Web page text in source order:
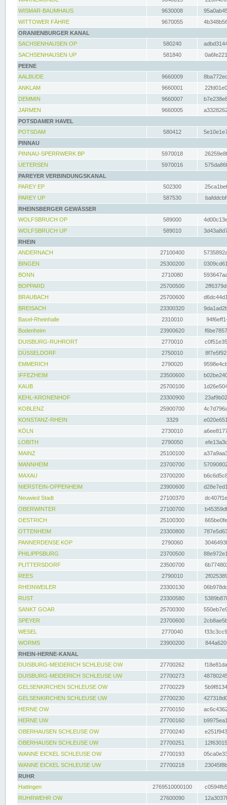
WISMAR-BAUMHAUS
9630008
WITTOWER FÄHRE
9670055
ORANIENBURGER KANAL
SACHSENHAUSEN OP
580240
SACHSENHAUSEN UP
581840
PEENE
AALBUDE
9660009
ANKLAM
9660001
DEMMIN
9660007
JARMEN
9660005
POTSDAMER HAVEL
POTSDAM
580412
PINNAU
PINNAU-SPERRWERK BP
5970018
UETERSEN
5970016
PAREYER VERBINDUNGSKANAL
PAREY EP
502300
PAREY UP
587530
RHEINSBERGER GEWÄSSER
WOLFSBRUCH OP
589000
WOLFSBRUCH UP
589010
RHEIN
ANDERNACH
27100400
BINGEN
25300200
BONN
2710080
BOPPARD
25700500
BRAUBACH
25700600
BREISACH
23300320
Basel-Rheinhalle
2310010
Bodenheim
23900620
DUISBURG-RUHRORT
2770010
DÜSSELDORF
2750010
EMMERICH
2790020
IFFEZHEIM
23500600
KAUB
25700100
KEHL-KRONENHOF
23300900
KOBLENZ
25900700
KONSTANZ-RHEIN
3329
KÖLN
2730010
LOBITH
2790050
MAINZ
25100100
MANNHEIM
23700700
MAXAU
23700200
NIERSTEIN-OPPENHEIM
23900600
Neuwied Stadt
27100370
OBERWINTER
27100700
OESTRICH
25100300
OTTENHEIM
23300800
PANNERDENSE KOP
2790060
PHILIPPSBURG
23700500
PLITTERSDORF
23500700
REES
2790010
RHEINWEILER
23300130
RUST
23300580
SANKT GOAR
25700300
SPEYER
23700600
WESEL
2770040
WORMS
23900200
RHEIN-HERNE-KANAL
DUISBURG-MEIDERICH SCHLEUSE OW
27700262
DUISBURG-MEIDERICH SCHLEUSE UW
27700273
GELSENKIRCHEN SCHLEUSE OW
27700229
GELSENKIRCHEN SCHLEUSE UW
27700230
HERNE OW
27700150
HERNE UW
27700160
OBERHAUSEN SCHLEUSE OW
27700240
OBERHAUSEN SCHLEUSE UW
27700251
WANNE EICKEL SCHLEUSE OW
27700193
WANNE EICKEL SCHLEUSE UW
27700218
RUHR
Hattingen
2769510000100
RUHRWEHR OW
27600090